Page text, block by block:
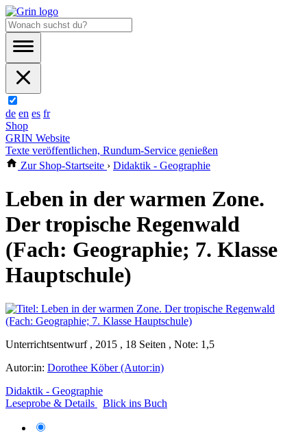
de en es fr
Shop
GRIN Website
Texte veröffentlichen, Rundum-Service genießen
Zur Shop-Startseite › Didaktik - Geographie
Leben in der warmen Zone.
Der tropische Regenwald
(Fach: Geographie; 7. Klasse
Hauptschule)
Unterrichtsentwurf , 2015 , 18 Seiten , Note: 1,5
Autor:in: Dorothee Köber (Autor:in)
Didaktik - Geographie
Leseprobe & Details
Blick ins Buch